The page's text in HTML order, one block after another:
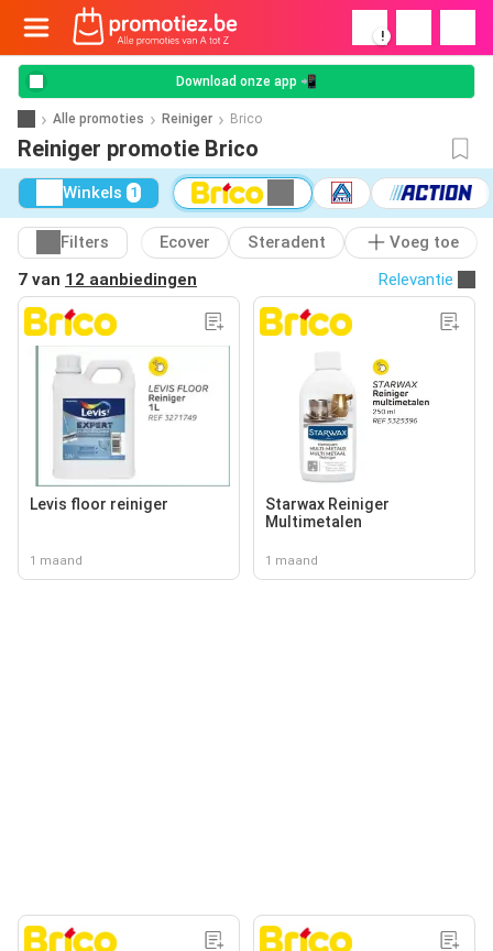
!
Download onze app 📲
Alle promoties Reiniger Brico
Reiniger promotie Brico
Winkels 1
Filters Ecover Steradent
Voeg toe
7 van 12 aanbiedingen Relevantie
Levis floor reiniger
1 maand
Starwax Reiniger
Multimetalen
1 maand